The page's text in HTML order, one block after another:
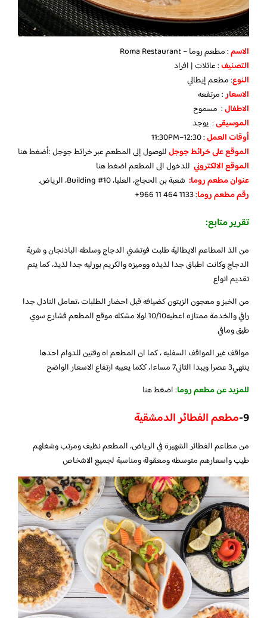
الاسم: مطعم روما – Roma Restaurant
التصنيف: عائلات | افراد
النوع: مطعم إيطالي
الاسعار: مرتفعه
الاطفال: مسموح
الموسيقى: يوجد
أوقات العمل: 12:30–11:30PM
الموقع على خرائط جوجلللوصول إلى المطعم عبر خرائط جوجل :أضغط هنا
الموقع الالكتروني للدخول الى المطعماضغط هنا
عنوان مطعم روما: شعبة بن الحجاج، العليا، Building #10، الرياض.
رقم مطعم روما: ‪+966 11 464 1133‬‏
تقرير متابع:
من الذ المطاعم الايطالية طلبت فوتشني الدجاج وسلطه الباذنجان و شربة
الدجاج وكانت اطباق جدا لذيذه ووميزه والكريم بورليه جدا لذيذ، كما يتم
تقديم انواع
من الخبز و معجون الزيتون كضيافه قبل احضار الطلبات ،تعامل النادل جدا
راقي والخدمة ممتازه اعطيه10/10 لولا مشكله موقع المطعم فشارع سوي
طيق ومافي
مواقف غير المواقف السفليه ، كما ان المطعم اه وقتين للدوام احدها
ينتهي3 عصرا ويبدا الثاني7 مساءا، ككما يعيبه ارتفاع الاسعار الواضح
للمزيد عن مطعم روما:اضغط هنا
9- مطعم الفطائر الدمشقية
من مطاعم الفطائر الشهيرة في الرياض، المطعم نظيف ومرتب وشغلهم
طيب واسعارهم متوسطه ومعقولة ومناسبة لجميع الاشخاص